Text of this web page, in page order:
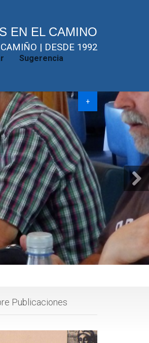
EN EL CAMINO
| DESDE 1992
Sugerencia
+
Publicaciones